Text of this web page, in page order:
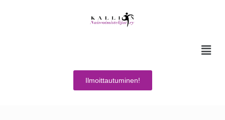
Ilmoittautuminen!